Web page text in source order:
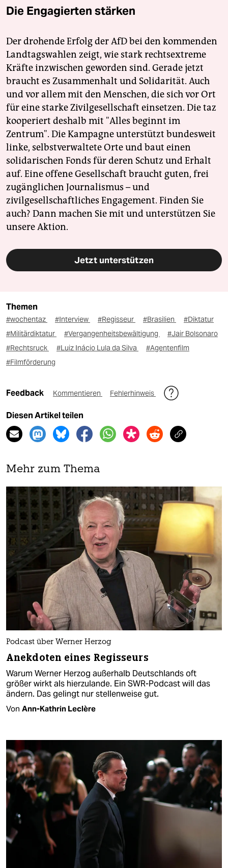
Die Engagierten stärken
Der drohende Erfolg der AfD bei den kommenden
Landtagswahlen zeigt, wie stark rechtsextreme
Kräfte inzwischen geworden sind. Gerade jetzt
braucht es Zusammenhalt und Solidarität. Auch
und vor allem mit den Menschen, die sich vor Ort
für eine starke Zivilgesellschaft einsetzen. Die taz
kooperiert deshalb mit "Alles beginnt im
Zentrum". Die Kampagne unterstützt bundesweit
linke, selbstverwaltete Orte und baut einen
solidarischen Fonds für deren Schutz und Erhalt
auf. Eine offene Gesellschaft braucht guten, frei
zugänglichen Journalismus – und
zivilgesellschaftliches Engagement. Finden Sie
auch? Dann machen Sie mit und unterstützen Sie
unsere Aktion.
Jetzt unterstützen
Themen
#wochentaz #Interview #Regisseur #Brasilien
#Diktatur
#Militärdiktatur
#Vergangenheitsbewältigung
#Jair Bolsonaro
#Rechtsruck
#Luiz Inácio Lula da Silva
#Agentenfilm
#Filmförderung
Feedback Kommentieren Fehlerhinweis
Diesen Artikel teilen
Mehr zum Thema
Podcast über Werner Herzog
Anekdoten eines Regisseurs
Warum Werner Herzog außerhalb Deutschlands oft
größer wirkt als hierzulande. Ein SWR-Podcast will das
ändern. Das gelingt nur stellenweise gut.
Von Ann-Kathrin Leclère